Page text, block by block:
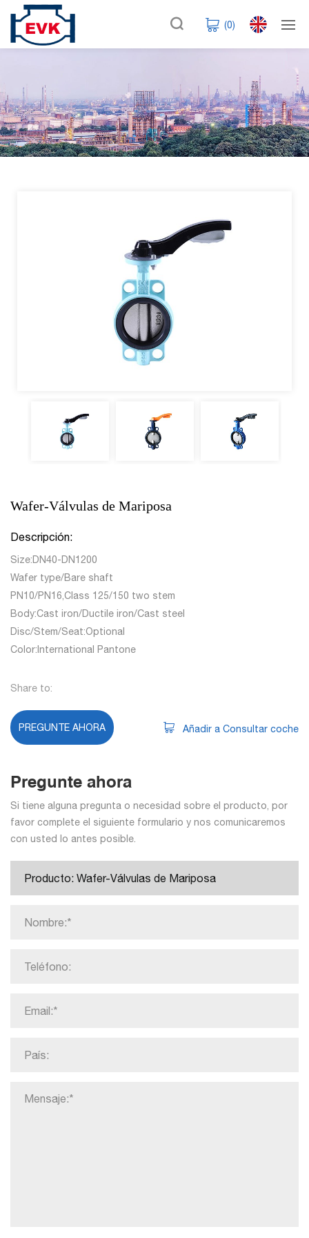
(0)
Wafer-Válvulas de Mariposa
Descripción:
Size:DN40-DN1200
Wafer type/Bare shaft
PN10/PN16,Class 125/150 two stem
Body:Cast iron/Ductile iron/Cast steel
Disc/Stem/Seat:Optional
Color:International Pantone
Share to:
PREGUNTE AHORA Añadir a Consultar coche
Pregunte ahora
Si tiene alguna pregunta o necesidad sobre el producto, por
favor complete el siguiente formulario y nos comunicaremos
con usted lo antes posible.